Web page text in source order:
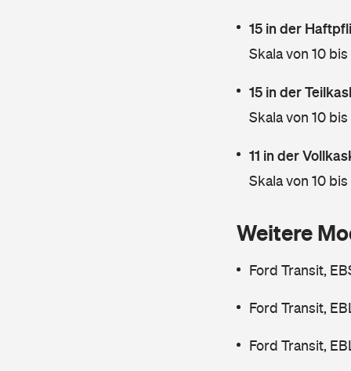
15 in der
Skala von 10
15 in der
Skala von 10
11 in der
Skala von 10
Weitere
Ford Transit,
Ford Transit,
Ford Transit,